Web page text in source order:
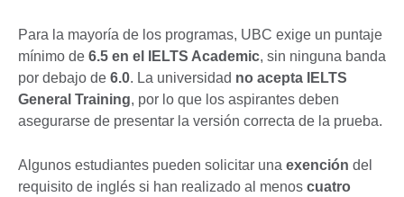
Para la mayoría de los programas, UBC exige un puntaje
mínimo de 6.5 en el IELTS Academic, sin ninguna banda
por debajo de 6.0. La universidad no acepta IELTS
General Training, por lo que los aspirantes deben
asegurarse de presentar la versión correcta de la prueba.
Algunos estudiantes pueden solicitar una exención del
requisito de inglés si han realizado al menos cuatro